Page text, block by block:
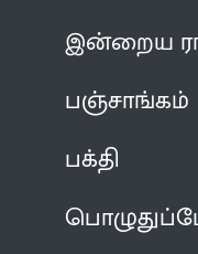
இன்றைய
பஞ்சாங்கம்
பக்தி